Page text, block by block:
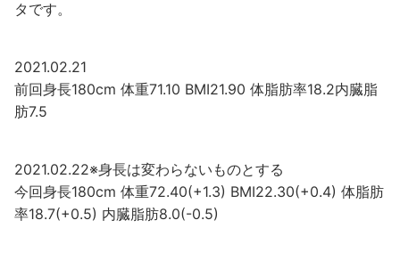
タです。
2021.02.21
前回身長180cm 体重71.10 BMI21.90 体脂肪率18.2内臓脂
肪7.5
2021.02.22※身長は変わらないものとする
今回身長180cm 体重72.40(+1.3) BMI22.30(+0.4) 体脂肪
率18.7(+0.5) 内臓脂肪8.0(-0.5)